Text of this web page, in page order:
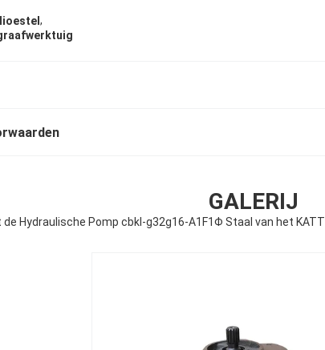
,
GALERIJ
de Hydraulische Pomp cbkl-g32g16-A1F1Φ Staal van het